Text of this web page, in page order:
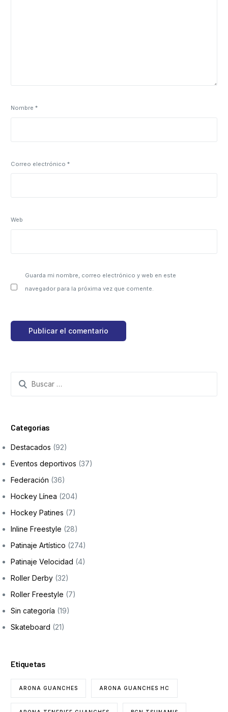
Nombre*
Correo electrónico*
Web
Guarda mi nombre, correo electrónico y web en este
navegador para la próxima vez que comente.
Categorías
Destacados (92)
Eventos deportivos (37)
Federación (36)
Hockey Línea (204)
Hockey Patines (7)
Inline Freestyle (28)
Patinaje Artístico (274)
Patinaje Velocidad (4)
Roller Derby (32)
Roller Freestyle (7)
Sin categoría (19)
Skateboard (21)
Etiquetas
ARONA GUANCHES ARONA GUANCHES HC